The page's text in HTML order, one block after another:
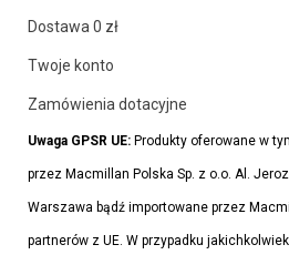
Dostawa 0 zł
Twoje konto
Zamówienia dotacyjne
Uwaga GPSR UE: Produkty oferowane w
przez Macmillan Polska Sp. z o.o. Al.
Warszawa bądź importowane przez
partnerów z UE. W przypadku